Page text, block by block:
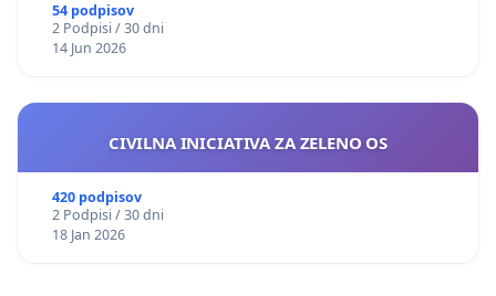
54 podpisov
2 Podpisi / 30 dni
14 Jun 2026
CIVILNA INICIATIVA ZA ZELENO OS
420 podpisov
2 Podpisi / 30 dni
18 Jan 2026